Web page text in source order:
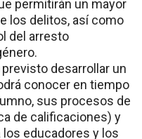
permitirán un mayor
los delitos, así como
del arresto
desarrollar un
conocer en tiempo
sus procesos de
de calificaciones) y
educadores y los